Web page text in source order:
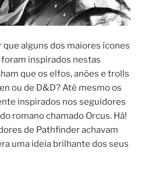
que alguns dos maiores ícones
inspirados nestas
que os elfos, anões e trolls
ou de D&D? Até mesmo os
inspirados nos seguidores
romano chamado Orcus. Há!
de Pathfinder achavam
uma ideia brilhante dos seus